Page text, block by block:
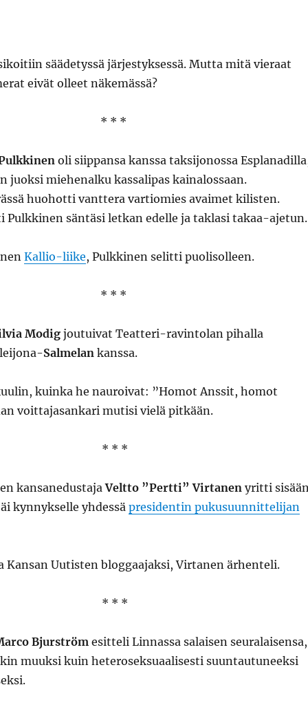
säädetyssä järjestyksessä. Mutta mitä vieraat
eivät olleet näkemässä?
* * *
oli siippansa kanssa taksijonossa
juoksi miehenalku kassalipas kainalossaan.
huohotti vanttera vartiomies avaimet kilisten.
Pulkkinen säntäsi letkan edelle ja taklasi takaa-ajetun.
Kallio-liike, Pulkkinen selitti puolisolleen.
* * *
Modigjoutuivat Teatteri-ravintolan pihalla
Salmelankanssa.
kuinka he nauroivat: ”Homot Anssit, homot
voittajasankari mutisi vielä pitkään.
* * *
kansanedustajaVeltto ”Pertti” Virtanenyritti
kynnykselle yhdessä presidentin pukusuunnittelijan
Kansan Uutisten bloggaajaksi, Virtanen ärhenteli.
* * *
Bjurströmesitteli Linnassa salaisen seuralaisensa,
muuksi kuin heteroseksuaalisesti suuntautuneeksi